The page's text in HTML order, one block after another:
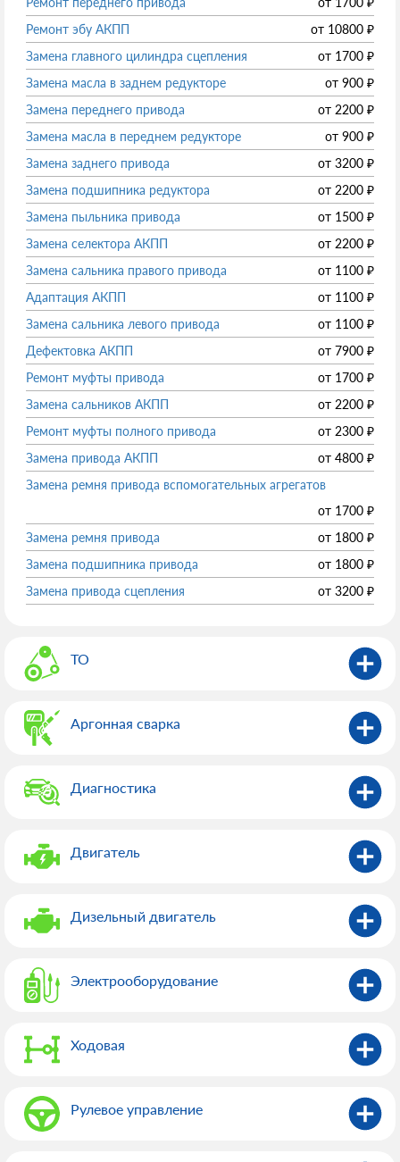
Ремонт эбу АКПП
от 10800 ₽
Замена главного цилиндра сцепления
от 1700 ₽
Замена масла в заднем редукторе
от 900 ₽
Замена переднего привода
от 2200 ₽
Замена масла в переднем редукторе
от 900 ₽
Замена заднего привода
от 3200 ₽
Замена подшипника редуктора
от 2200 ₽
Замена пыльника привода
от 1500 ₽
Замена селектора АКПП
от 2200 ₽
Замена сальника правого привода
от 1100 ₽
Адаптация АКПП
от 1100 ₽
Замена сальника левого привода
от 1100 ₽
Дефектовка АКПП
от 7900 ₽
Ремонт муфты привода
от 1700 ₽
Замена сальников АКПП
от 2200 ₽
Ремонт муфты полного привода
от 2300 ₽
Замена привода АКПП
от 4800 ₽
Замена ремня привода вспомогательных агрегатов
от 1700 ₽
Замена ремня привода
от 1800 ₽
Замена подшипника привода
от 1800 ₽
Замена привода сцепления
от 3200 ₽
ТО
Аргонная сварка
Диагностика
Двигатель
Дизельный двигатель
Электрооборудованиe
Ходовая
Рулевое управление